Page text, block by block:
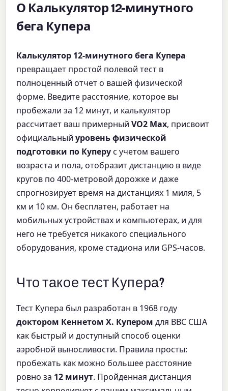
О Калькулятор 12-минутного
бега Купера
Калькулятор 12-минутного бега Купера
превращает простой полевой тест в
полноценный отчет о вашей физической
форме. Введите расстояние, которое вы
пробежали за 12 минут, и калькулятор
рассчитает ваш примерныйVO2 Max, присвоит
официальныйуровень физической
подготовки по Куперус учетом вашего
возраста и пола, отобразит дистанцию в виде
кругов по 400-метровой дорожке и даже
спрогнозирует время на дистанциях 1 миля, 5
км и 10 км. Он бесплатен, работает на
мобильных устройствах и компьютерах, и для
него не требуется никакого специального
оборудования, кроме стадиона или GPS-часов.
Что такое тест Купера?
Тест Купера был разработан в 1968 году
доктором Кеннетом Х. Купером для ВВС США
как быстрый и доступный способ оценки
аэробной выносливости. Правила просты:
пробежать как можно большее расстояние
ровно за 12 минут. Пройденная дистанция